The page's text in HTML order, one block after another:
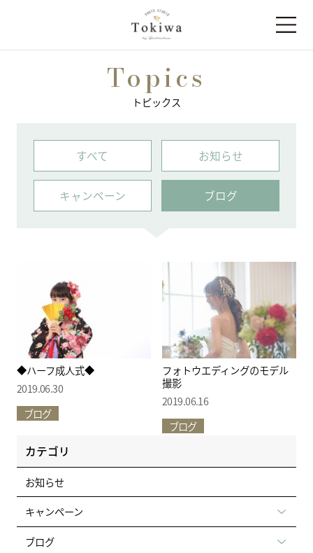
Topics
トピックス
すべて お知らせ
キャンペーン ブログ
◆ハーフ成人式◆
2019.06.30
ブログ
フォトウエディングのモデル
撮影
2019.06.16
ブログ
カテゴリ
お知らせ
キャンペーン
ブログ